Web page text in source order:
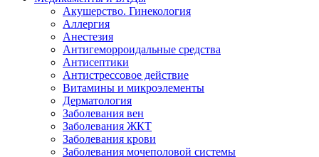
Акушерство. Гинекология
Аллергия
Анестезия
Антигеморроидальные средства
Антисептики
Антистрессовое действие
Витамины и микроэлементы
Дерматология
Заболевания вен
Заболевания ЖКТ
Заболевания крови
Заболевания мочеполовой системы